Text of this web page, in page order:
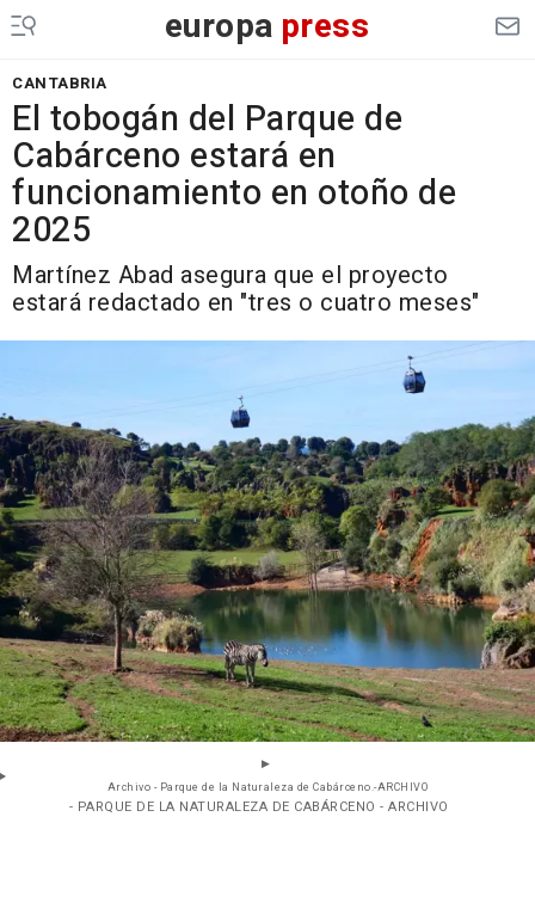
europa press
CANTABRIA
El tobogán del Parque de
Cabárceno estará en
funcionamiento en otoño de
2025
Martínez Abad asegura que el proyecto
estará redactado en "tres o cuatro meses"
Archivo - Parque de la Naturaleza de Cabárceno.-ARCHIVO
- PARQUE DE LA NATURALEZA DE CABÁRCENO - ARCHIVO